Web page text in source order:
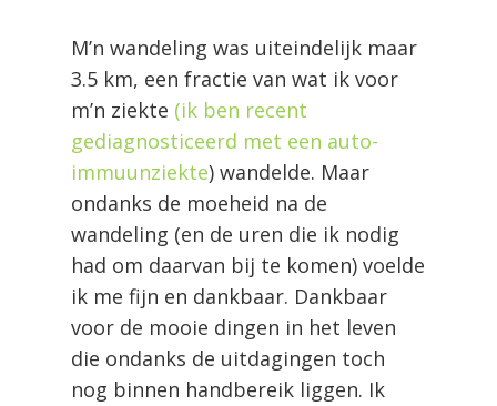
M’n wandeling was uiteindelijk maar
3.5 km, een fractie van wat ik voor
m’n ziekte (ik ben recent
gediagnosticeerd met een auto-
immuunziekte) wandelde. Maar
ondanks de moeheid na de
wandeling (en de uren die ik nodig
had om daarvan bij te komen) voelde
ik me fijn en dankbaar. Dankbaar
voor de mooie dingen in het leven
die ondanks de uitdagingen toch
nog binnen handbereik liggen. Ik